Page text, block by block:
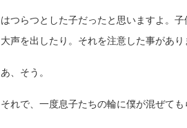
はつらつとした子だったと思いますよ。
大声を出したり。それを注意した事があり
あ、そう。
それで、一度息子たちの輪に僕が混ぜて